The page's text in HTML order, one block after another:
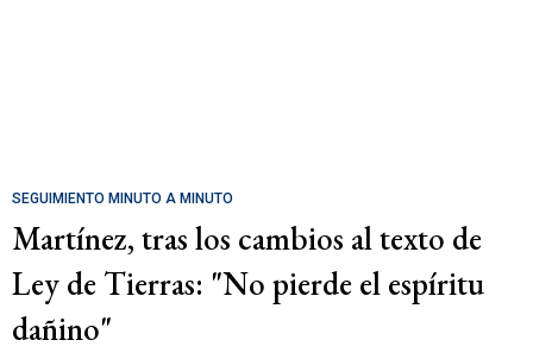
SEGUIMIENTO MINUTO A MINUTO
Martínez, tras los cambios al texto de
Ley de Tierras: "No pierde el espíritu
dañino"